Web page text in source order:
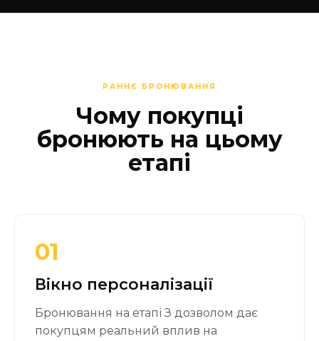
РАННЄ БРОНЮВАННЯ
Чому покупці
бронюють на цьому
етапі
01
Вікно персоналізації
Бронювання на етапі З дозволом дає
покупцям реальний вплив на